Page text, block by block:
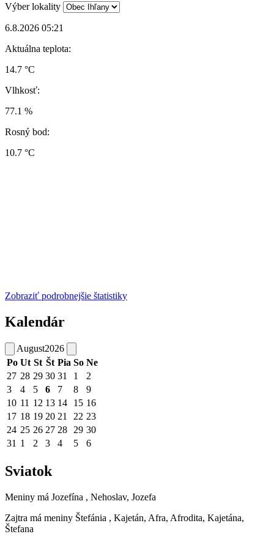
Výber lokality
6.8.2026 05:21
Aktuálna teplota:
14.7 °C
Vlhkosť:
77.1 %
Rosný bod:
10.7 °C
Zobraziť podrobnejšie štatistiky
Kalendár
August2026
Po Ut St Št Pia So Ne
27 28 29 30 31 1
2
3
4 5 6 7 8
9
10 11 12 13 14 15 16
17 18 19 20 21 22 23
24 25 26 27 28 29 30
31 1 2 3 4 5 6
Sviatok
Meniny má Jozefína , Nehoslav, Jozefa
Zajtra má meniny Štefánia , Kajetán, Afra, Afrodita, Kajetána,
Štefana